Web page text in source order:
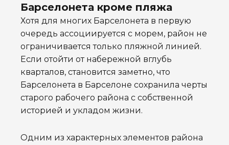
Барселонета кроме пляжа
Хотя для многих Барселонета в первую
очередь ассоциируется с морем, район не
ограничивается только пляжной линией.
Если отойти от набережной вглубь
кварталов, становится заметно, что
Барселонета в Барселоне сохранила черты
старого рабочего района с собственной
историей и укладом жизни.
Одним из характерных элементов района